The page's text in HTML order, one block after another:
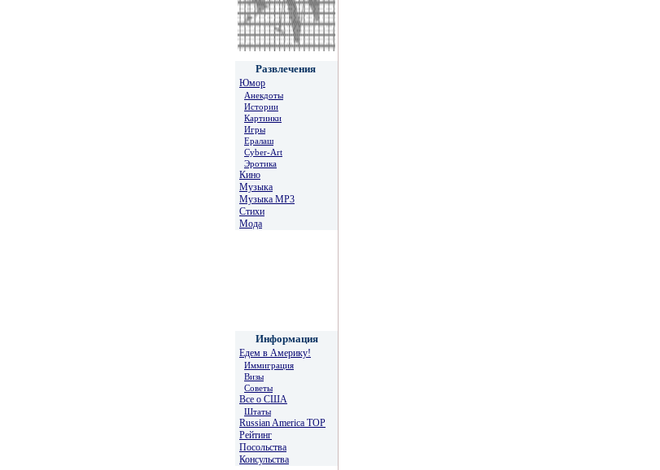
Развлечения
Юмор
Анекдоты
Истории
Картинки
Игры
Ералаш
Cyber-Art
Эротика
Кино
Музыка
Музыка MP3
Стихи
Мода
Информация
Едем в Америку!
Иммиграция
Визы
Советы
Все о США
Штаты
Russian America TOP
Рейтинг
Посольства
Консульства